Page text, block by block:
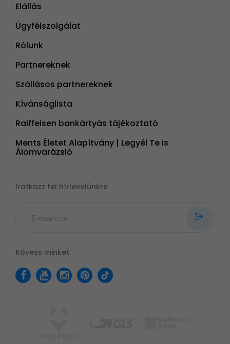
Elállás
Ügyfélszolgálat
Rólunk
Partnereknek
Szállásos partnereknek
Kívánságlista
Raiffeisen bankártyás tájékoztató
Ments Életet Alapítvány | Legyél Te is
Álomvarázsló
Iratkozz fel hírlevelünkre
Kövess minket